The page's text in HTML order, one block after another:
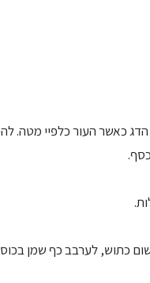
הדג כאשר העור כלפיי מטה.
כתוש, לערבב כף שמן בכוס